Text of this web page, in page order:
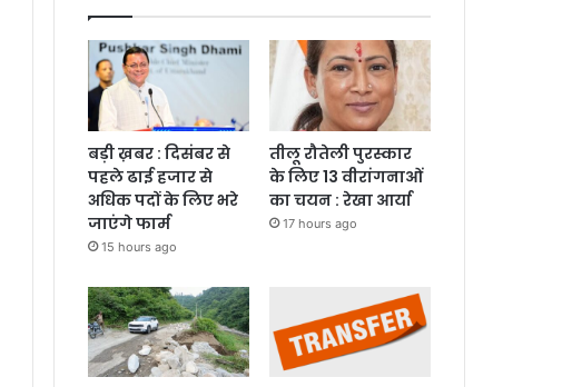
बड़ी ख़बर : दिसंबर से
पहले ढाई हजार से
अधिक पदों के लिए भरे
जाएंगे फार्म
15 hours ago
तीलू रौतेली पुरस्कार
के लिए 13 वीरांगनाओं
का चयन : रेखा आर्या
17 hours ago